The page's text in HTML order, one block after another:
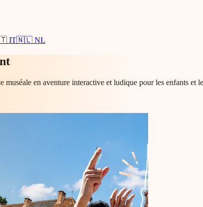
IT🇳🇱 NL
en aventure interactive et ludique pour les enfants